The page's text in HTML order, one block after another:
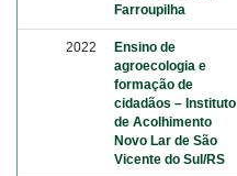
Farroupilha
2022
Ensino de
agroecologia e
formação de
cidadãos – Instituto
de Acolhimento
Novo Lar de São
Vicente do Sul/RS